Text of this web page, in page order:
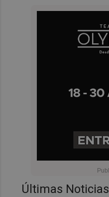
Últimas Noticias